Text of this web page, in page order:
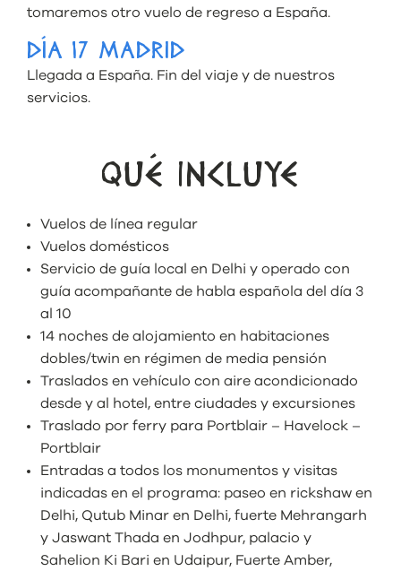
tomaremos otro vuelo de regreso a España.
DÍA 17 MADRID
Llegada a España. Fin del viaje y de nuestros
servicios.
QUÉ INCLUYE
Vuelos de línea regular
Vuelos domésticos
Servicio de guía local en Delhi y operado con
guía acompañante de habla española del día 3
al 10
14 noches de alojamiento en habitaciones
dobles/twin en régimen de media pensión
Traslados en vehículo con aire acondicionado
desde y al hotel, entre ciudades y excursiones
Traslado por ferry para Portblair – Havelock –
Portblair
Entradas a todos los monumentos y visitas
indicadas en el programa: paseo en rickshaw en
Delhi, Qutub Minar en Delhi, fuerte Mehrangarh
y Jaswant Thada en Jodhpur, palacio y
Sahelion Ki Bari en Udaipur, Fuerte Amber,